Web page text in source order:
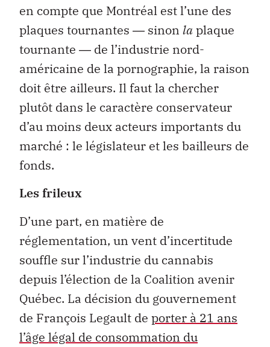
en compte que Montréal est l’une des
plaques tournantes ― sinon laplaque
tournante ― de l’industrie nord-
américaine de la pornographie, la raison
doit être ailleurs. Il faut la chercher
plutôt dans le caractère conservateur
d’au moins deux acteurs importants du
marché : le législateur et les bailleurs de
fonds.
Les frileux
D’une part, en matière de
réglementation, un vent d’incertitude
souffle sur l’industrie du cannabis
depuis l’élection de la Coalition avenir
Québec. La décision du gouvernement
de François Legault de porter à 21 ans
l’âge légal de consommation du